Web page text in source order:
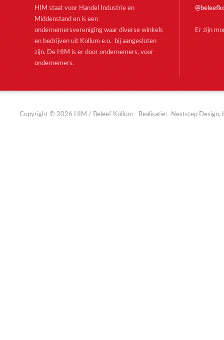
HIM staat voor Handel Industrie en
Middenstand en is een
ondernemersvereniging waar diverse winkels
en bedrijven uit Kollum e.o. bij aangesloten
zijn. De HIM is er door ondernemers, voor
ondernemers.
Er zijn
Copyright © 2026 HIM / Beleef Kollum - Realisatie: Nextstep Design,